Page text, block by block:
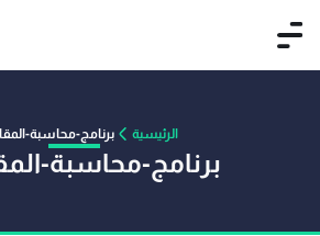
الرئيسية برنامج-محاسبة-
برنامج-محاسبة-